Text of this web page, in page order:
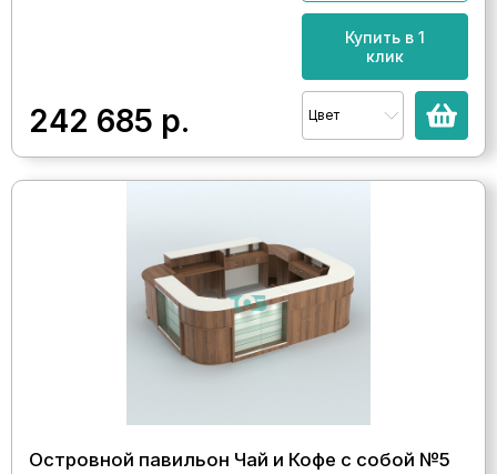
242 685 р.
Купить в 1
клик
Цвет
Островной павильон Чай и Кофе с собой №5